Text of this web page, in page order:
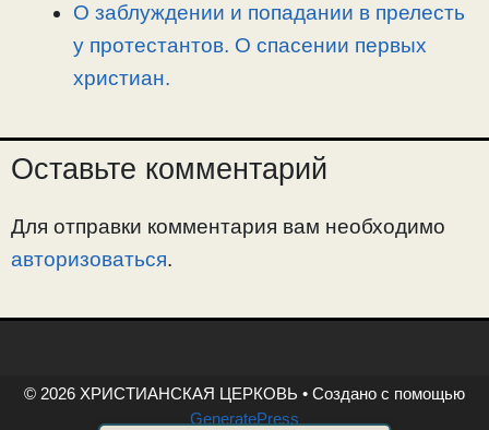
О заблуждении и попадании в прелесть
у протестантов. О спасении первых
христиан.
Оставьте комментарий
Для отправки комментария вам необходимо
авторизоваться.
© 2026 ХРИСТИАНСКАЯ ЦЕРКОВЬ • Создано с помощью
GeneratePress